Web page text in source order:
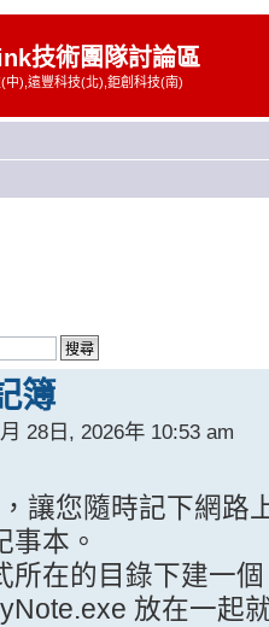
技術團隊討論區
中),遠豐科技(北),鉅創科技(南)
簿
28日, 2026年 10:53 am
讓您隨時記下網路
事本。
所在的目錄下建一
放在一起